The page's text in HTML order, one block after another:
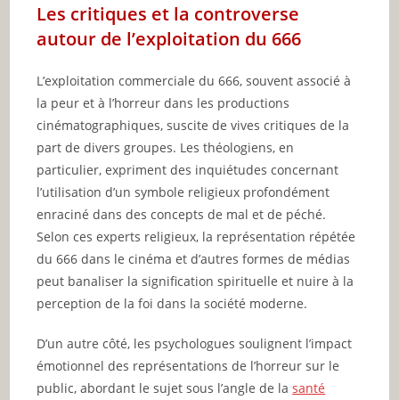
Les critiques et la controverse
autour de l’exploitation du 666
L’exploitation commerciale du 666, souvent associé à
la peur et à l’horreur dans les productions
cinématographiques, suscite de vives critiques de la
part de divers groupes. Les théologiens, en
particulier, expriment des inquiétudes concernant
l’utilisation d’un symbole religieux profondément
enraciné dans des concepts de mal et de péché.
Selon ces experts religieux, la représentation répétée
du 666 dans le cinéma et d’autres formes de médias
peut banaliser la signification spirituelle et nuire à la
perception de la foi dans la société moderne.
D’un autre côté, les psychologues soulignent l’impact
émotionnel des représentations de l’horreur sur le
public, abordant le sujet sous l’angle de lasanté